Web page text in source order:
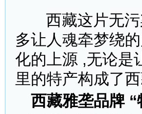
西藏这片无污
多让人魂牵梦绕
化的上源 ,无论是
里的特产构成了
西藏雅垄品牌